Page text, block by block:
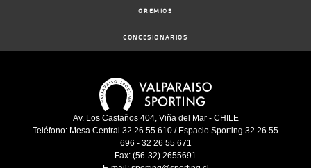
GREMIOS
CONCESIONARIOS
Av. Los Castaños 404, Viña del Mar - CHILE
Teléfono: Mesa Central 32 26 55 610 / Espacio Sporting 32 26 55
696 - 32 26 55 671
Fax: (56-32) 2655691